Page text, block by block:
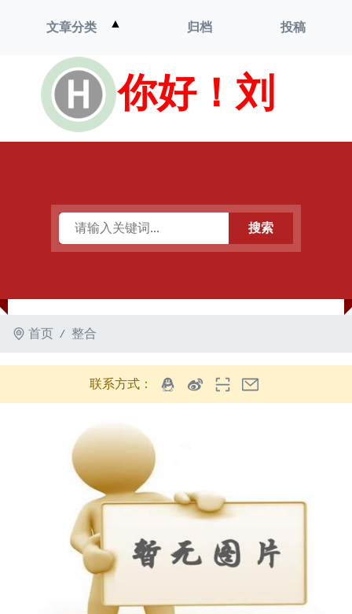
你好！刘
文章分类 ▲
单
归档 投稿
搜索
首页 整合
联系方式：